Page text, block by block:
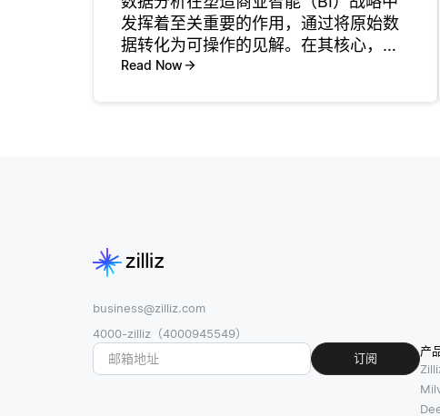
发挥着至关重要的作用，通过将原始数
据转化为可操作的见解。在其核心，数
据分析涉及审查数据集以识别趋势、模
Read Now
business@zilliz.com
4000-zilliz（4000945549）
订阅
产